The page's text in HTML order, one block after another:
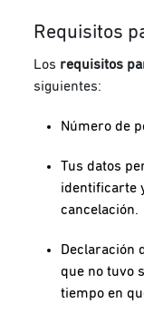
Requisitos
Los requisitos
siguientes:
Número de
Tus datos
identificarte
cancelación.
Declaración
que no tuvo
tiempo en